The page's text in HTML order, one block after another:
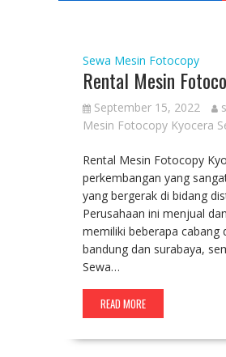
Sewa Mesin Fotocopy
Rental Mesin
September 15, 2022
Mesin Fotocopy Kyocera
Rental Mesin Fotocopy
perkembangan yang
yang bergerak di bidang
Perusahaan ini menjual
memiliki beberapa cabang
bandung dan surabaya,
Sewa…
READ MORE